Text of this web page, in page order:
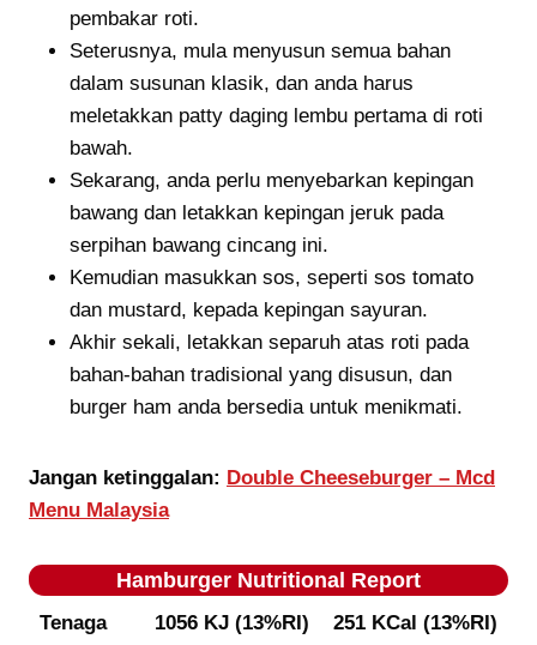
pembakar roti.
Seterusnya, mula menyusun semua bahan
dalam susunan klasik, dan anda harus
meletakkan patty daging lembu pertama di roti
bawah.
Sekarang, anda perlu menyebarkan kepingan
bawang dan letakkan kepingan jeruk pada
serpihan bawang cincang ini.
Kemudian masukkan sos, seperti sos tomato
dan mustard, kepada kepingan sayuran.
Akhir sekali, letakkan separuh atas roti pada
bahan-bahan tradisional yang disusun, dan
burger ham anda bersedia untuk menikmati.
Jangan ketinggalan: Double Cheeseburger – Mcd
Menu Malaysia
Hamburger Nutritional Report
Tenaga1056 KJ (13%RI) 251 KCal (13%RI)